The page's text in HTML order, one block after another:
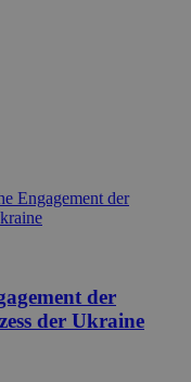
der
der Ukraine